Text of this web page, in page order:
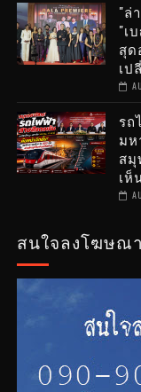
"ล่
"เ
สุด
เป
รถ
ม
สมุ
เห็
สนใจลงโฆษณา